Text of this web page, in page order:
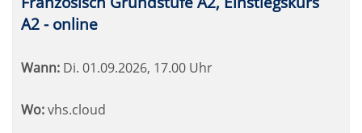
A2 - online
Wann: Di. 01.09.2026, 17.00 Uhr
Wo:vhs.cloud